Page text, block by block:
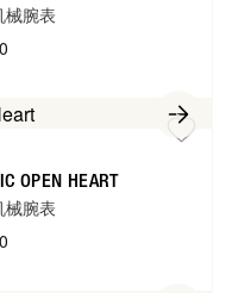
械腕表
OPEN HEART
械腕表